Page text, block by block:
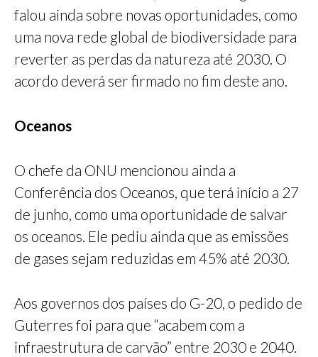
falou ainda sobre novas oportunidades, como
uma nova rede global de biodiversidade para
reverter as perdas da natureza até 2030. O
acordo deverá ser firmado no fim deste ano.
Oceanos
O chefe da ONU mencionou ainda a
Conferência dos Oceanos, que terá início a 27
de junho, como uma oportunidade de salvar
os oceanos. Ele pediu ainda que as emissões
de gases sejam reduzidas em 45% até 2030.
Aos governos dos países do G-20, o pedido de
Guterres foi para que “acabem com a
infraestrutura de carvão” entre 2030 e 2040.